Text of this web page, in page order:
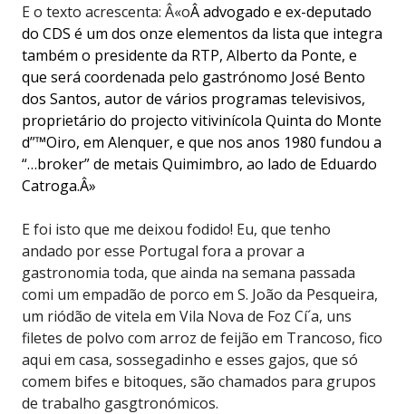
E o texto acrescenta: Â«oÂ advogado e ex-deputado
do CDS é um dos onze elementos da lista que integra
também o presidente da RTP, Alberto da Ponte, e
que será coordenada pelo gastrónomo José Bento
dos Santos, autor de vários programas televisivos,
proprietário do projecto vitivinícola Quinta do Monte
d”™Oiro, em Alenquer, e que nos anos 1980 fundou a
“…broker” de metais Quimimbro, ao lado de Eduardo
Catroga.Â»
E foi isto que me deixou fodido! Eu, que tenho
andado por esse Portugal fora a provar a
gastronomia toda, que ainda na semana passada
comi um empadão de porco em S. João da Pesqueira,
um riódão de vitela em Vila Nova de Foz Cí´a, uns
filetes de polvo com arroz de feijão em Trancoso, fico
aqui em casa, sossegadinho e esses gajos, que só
comem bifes e bitoques, são chamados para grupos
de trabalho gasgtronómicos.